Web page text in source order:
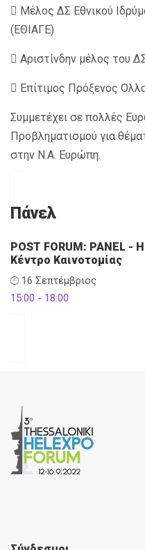
 Μέλος ΔΣ Εθνικού
(ΕΘΙΑΓΕ)
 Αριστίνδην μέλος του
 Επίτιμος Πρόξενος
Συμμετέχει σε πολλές
Προβληματισμού για
στην Ν.Α. Ευρώπη.
Πάνελ
POST FORUM: PANEL -
Κέντρο Καινοτομίας
16 Σεπτέμβριος
15:00 - 18:00